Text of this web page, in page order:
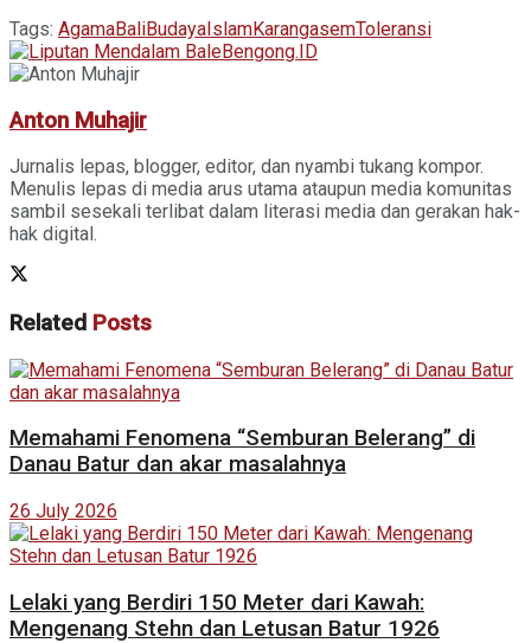
Tags: AgamaBaliBudayaIslamKarangasemToleransi
Anton Muhajir
Jurnalis lepas, blogger, editor, dan nyambi tukang kompor.
Menulis lepas di media arus utama ataupun media komunitas
sambil sesekali terlibat dalam literasi media dan gerakan hak-
hak digital.
Related Posts
Memahami Fenomena “Semburan Belerang” di
Danau Batur dan akar masalahnya
26 July 2026
Lelaki yang Berdiri 150 Meter dari Kawah:
Mengenang Stehn dan Letusan Batur 1926